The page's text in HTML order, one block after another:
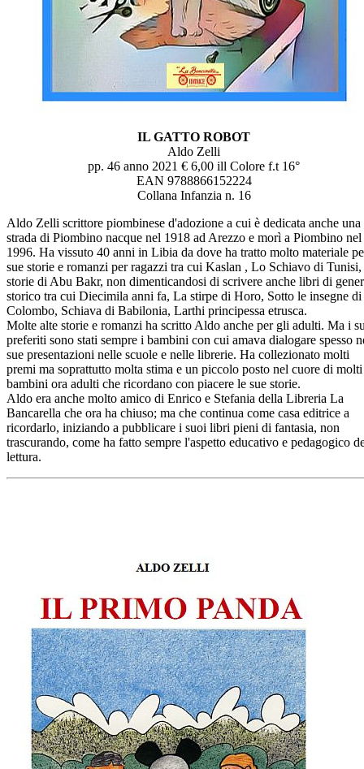
IL GATTO ROBOT
Aldo Zelli
pp. 46 anno 2021 € 6,00 ill Colore f.t 16°
EAN 9788866152224
Collana Infanzia n. 16
Aldo Zelli scrittore piombinese d'adozione a cui è dedicata anche una
strada di Piombino nacque nel 1918 ad Arezzo e morì a Piombino nel
1996. Ha vissuto 40 anni in Libia da dove ha tratto molto materiale
sue storie e romanzi per ragazzi tra cui Kaslan , Lo Schiavo di
storie di Abu Bakr, non dimenticandosi di scrivere anche libri di
storico tra cui Diecimila anni fa, La stirpe di Horo, Sotto le insegne di
Colombo, Schiava di Babilonia, Larthi principessa etrusca.
Molte alte storie e romanzi ha scritto Aldo anche per gli adulti. Ma i
preferiti sono stati sempre i bambini con cui amava dialogare spesso
sue presentazioni nelle scuole e nelle librerie. Ha collezionato molti
premi ma soprattutto molta stima e un piccolo posto nel cuore di molti
bambini ora adulti che ricordano con piacere le sue storie.
Aldo era anche molto amico di Enrico e Stefania della Libreria La
Bancarella che ora ha chiuso; ma che continua come casa editrice a
ricordarlo, iniziando a pubblicare i suoi libri pieni di fantasia, non
trascurando, come ha fatto sempre l'aspetto educativo e pedagogico
lettura.